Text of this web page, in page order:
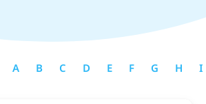
A B C D E F G H I